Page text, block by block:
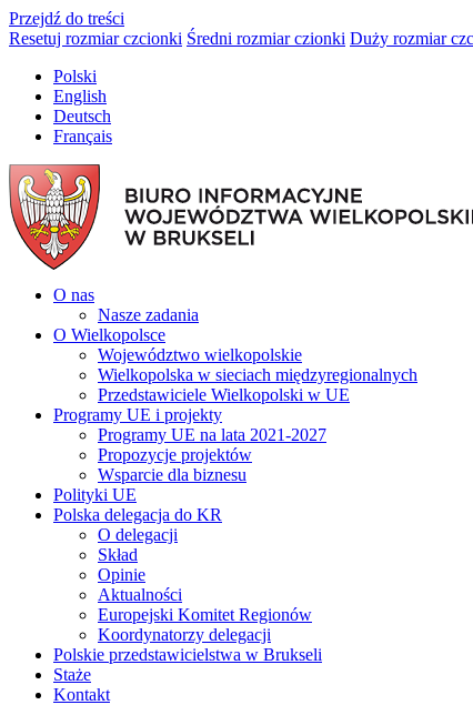
Przejdź do treści
Resetuj rozmiar czcionki Średni rozmiar czionki Duży rozmiar
Polski
English
Deutsch
Français
O nas
Nasze zadania
O Wielkopolsce
Województwo wielkopolskie
Wielkopolska w sieciach międzyregionalnych
Przedstawiciele Wielkopolski w UE
Programy UE i projekty
Programy UE na lata 2021-2027
Propozycje projektów
Wsparcie dla biznesu
Polityki UE
Polska delegacja do KR
O delegacji
Skład
Opinie
Aktualności
Europejski Komitet Regionów
Koordynatorzy delegacji
Polskie przedstawicielstwa w Brukseli
Staże
Kontakt